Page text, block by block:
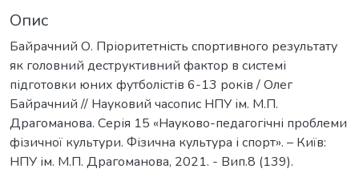
Опис
Байрачний О. Пріоритетність спортивного результату
як головний деструктивний фактор в системі
підготовки юних футболістів 6-13 років / Олег
Байрачний // Науковий часопис НПУ ім. М.П.
Драгоманова. Серія 15 «Науково-педагогічні проблеми
фізичної культури. Фізична культура і спорт». – Київ:
НПУ ім. М.П. Драгоманова, 2021. - Вип.8 (139).